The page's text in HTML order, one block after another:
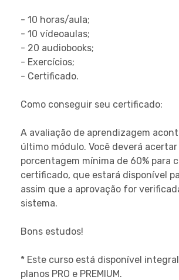
- 10 horas/aula;
- 10 vídeoaulas;
- 20 audiobooks;
- Exercícios;
- Certificado.
Como conseguir seu certificado:
A avaliação de aprendizagem
último módulo. Você deverá acertar
porcentagem mínima de 60% para
certificado, que estará disponível
assim que a aprovação for
sistema.
Bons estudos!
* Este curso está disponível
planos PRO e PREMIUM.